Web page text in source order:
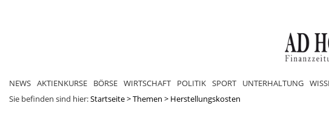
NEWS AKTIENKURSE BÖRSE WIRTSCHAFT POLITIK SPORT UNTERHALTUNG
Sie befinden sind hier:Startseite>Themen > Herstellungskosten